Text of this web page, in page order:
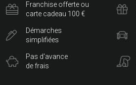
Franchise offerte ou
carte cadeau 100 €
Démarches
simplifiées
Pas d'avance
de frais